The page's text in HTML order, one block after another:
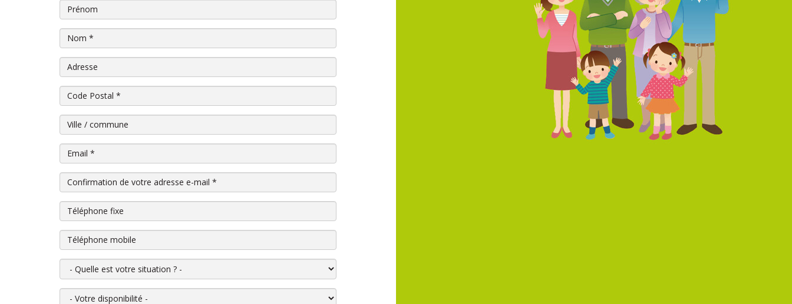
Prénom
Nom*
Adresse
Code Postal*
Ville / commune
Email*
Confirmation de votre adresse e-mail*
Téléphone fixe
Téléphone mobile
Quelle est votre situation ?
Votre disponibilité